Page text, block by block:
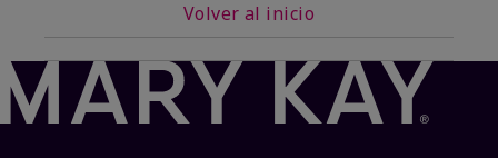
Volver al inicio